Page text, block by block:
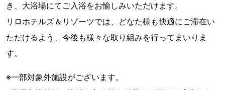
き、大浴場にてご入浴をお愉しみいただけます。
リロホテルズ＆リゾーツでは、どなた様も快適にご滞在い
ただけるよう、今後も様々な取り組みを行ってまいりま
す。
※一部対象外施設がございます。